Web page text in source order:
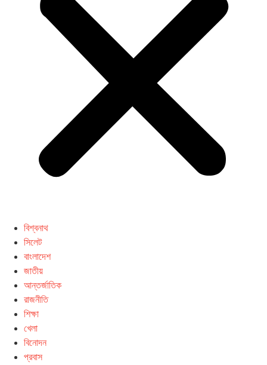
বিশ্বনাথ
সিলেট
বাংলাদেশ
জাতীয়
আন্তর্জাতিক
রাজনীতি
শিক্ষা
খেলা
বিনোদন
প্রবাস